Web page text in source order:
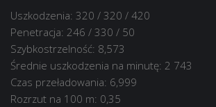
Uszkodzenia: 320 / 320 / 420
Penetracja: 246 / 330 / 50
Szybkostrzelność: 8,573
Średnie uszkodzenia na minutę: 2 743
Czas przeładowania: 6,999
Rozrzut na 100 m: 0,35